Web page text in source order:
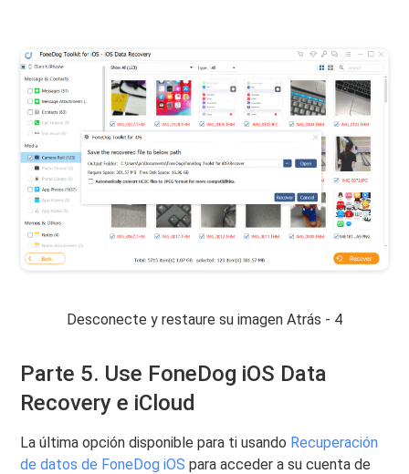
Desconecte y restaure su imagen Atrás - 4
Parte 5. Use FoneDog iOS Data
Recovery e iCloud
La última opción disponible para ti usando Recuperación
de datos de FoneDog iOS para acceder a su cuenta de